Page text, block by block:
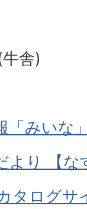
舎)
「みいな
より 【な
タログサ